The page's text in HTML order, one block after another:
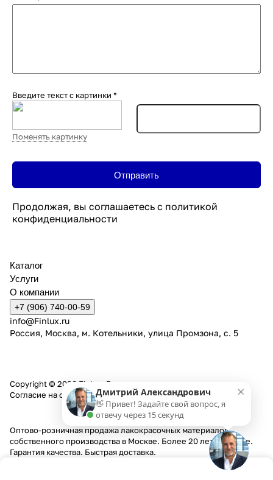
Введите текст с картинки *
Поменять картинку
Продолжая, вы соглашаетесь с политикой
конфиденциальности
Каталог
Услуги
О компании
+7 (906) 740-00-59
info@Finlux.ru
Россия, Москва, м. Котельники, улица Промзона, с. 5
Copyright © 2026 Finlux. Все права защищены.
Согласие на обработку персональных данных
Оптово-розничная продажа лакокрасочных материалов
собственного производства в Москве. Более 20 лет на рынке.
Гарантия качества. Быстрая доставка.
×
Дмитрий Александрович
👋 Привет! Задайте свой вопрос, я
отвечу через 15 секунд